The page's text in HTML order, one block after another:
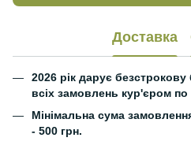
Доставка
2026 рік дарує
всіх замовлень кур'єром по
Мінімальна сума
- 500 грн.